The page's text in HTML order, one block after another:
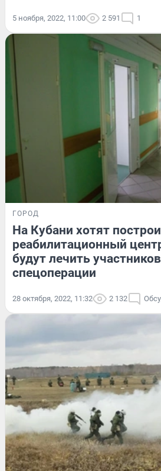
5 ноября, 2022, 11:00 2 591 1
ГОРОД
На Кубани хотят
реабилитационный
будут лечить участников
спецоперации
28 октября, 2022, 11:32 2 132